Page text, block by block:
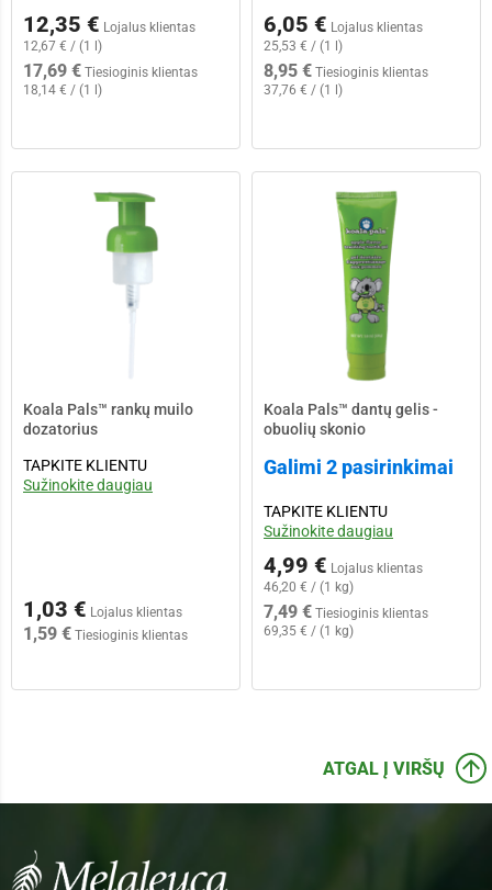
12,35 € Lojalus klientas
12,67 € / (1 l)
17,69 € Tiesioginis klientas
18,14 € / (1 l)
6,05 € Lojalus klientas
25,53 € / (1 l)
8,95 € Tiesioginis klientas
37,76 € / (1 l)
Koala Pals™ rankų muilo
dozatorius
TAPKITE KLIENTU
Sužinokite daugiau
1,03 € Lojalus klientas
1,59 € Tiesioginis klientas
Koala Pals™ dantų gelis -
obuolių skonio
Galimi 2 pasirinkimai
TAPKITE KLIENTU
Sužinokite daugiau
4,99 € Lojalus klientas
46,20 € / (1 kg)
7,49 € Tiesioginis klientas
69,35 € / (1 kg)
ATGAL Į VIRŠŲ arrow_upward